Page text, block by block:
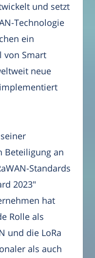
und setzt
Technologie
ein
von Smart
neue
Beteiligung an
Standards
2023"
hat
Rolle als
und die LoRa
als auch